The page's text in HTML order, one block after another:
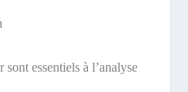
essentiels à l’analyse